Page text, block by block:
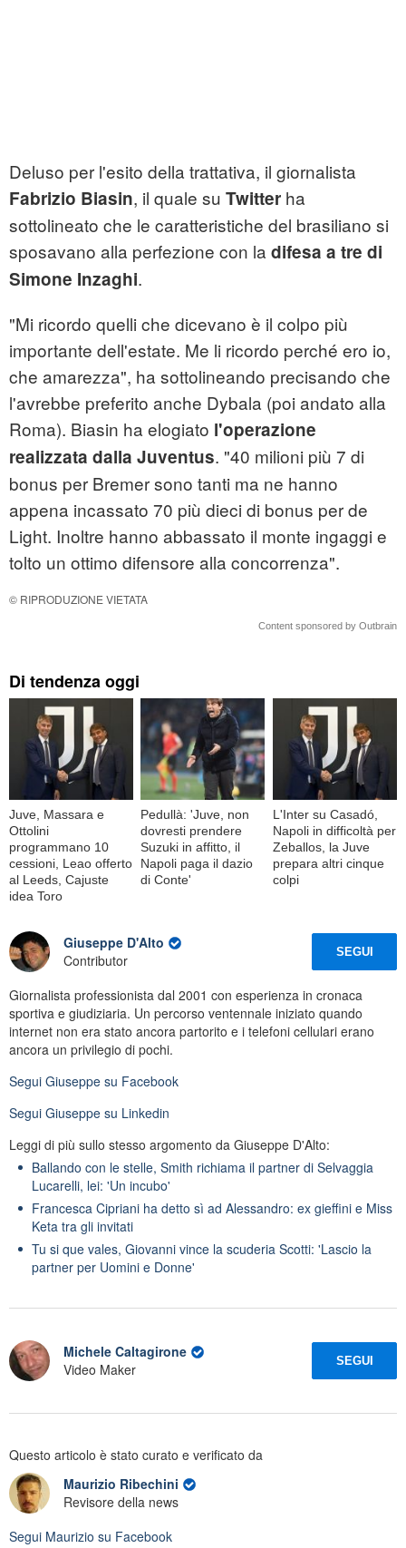
Deluso per l'esito della trattativa, il giornalista
Fabrizio Biasin, il quale su Twitter ha
sottolineato che le caratteristiche del brasiliano si
sposavano alla perfezione con la difesa a tre di
Simone Inzaghi.
"Mi ricordo quelli che dicevano è il colpo più
importante dell'estate. Me li ricordo perché ero io,
che amarezza", ha sottolineando precisando che
l'avrebbe preferito anche Dybala (poi andato alla
Roma). Biasin ha elogiato l'operazione
realizzata dalla Juventus. "40 milioni più 7 di
bonus per Bremer sono tanti ma ne hanno
appena incassato 70 più dieci di bonus per de
Light. Inoltre hanno abbassato il monte ingaggi e
tolto un ottimo difensore alla concorrenza".
© RIPRODUZIONE VIETATA
Content sponsored by Outbrain
Di tendenza oggi
Juve, Massara e
Ottolini
programmano 10
cessioni, Leao offerto
al Leeds, Cajuste
idea Toro
Pedullà: 'Juve, non
dovresti prendere
Suzuki in affitto, il
Napoli paga il dazio
di Conte'
L'Inter su Casadó,
Napoli in difficoltà per
Zeballos, la Juve
prepara altri cinque
colpi
Giuseppe D'Alto
Contributor
SEGUI
Giornalista professionista dal 2001 con esperienza in cronaca
sportiva e giudiziaria. Un percorso ventennale iniziato quando
internet non era stato ancora partorito e i telefoni cellulari erano
ancora un privilegio di pochi.
Segui Giuseppe su Facebook
Segui Giuseppe su Linkedin
Leggi di più sullo stesso argomento da Giuseppe D'Alto:
Ballando con le stelle, Smith richiama il partner di Selvaggia
Lucarelli, lei: 'Un incubo'
Francesca Cipriani ha detto sì ad Alessandro: ex gieffini e Miss
Keta tra gli invitati
Tu si que vales, Giovanni vince la scuderia Scotti: 'Lascio la
partner per Uomini e Donne'
Michele Caltagirone
Video Maker
SEGUI
Questo articolo è stato curato e verificato da
Maurizio Ribechini
Revisore della news
Segui Maurizio su Facebook